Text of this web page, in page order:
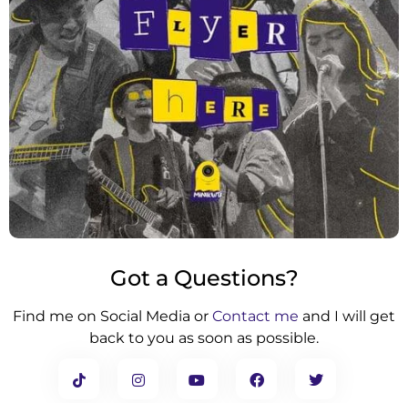
Got a Questions?
Find me on Social Media or Contact me and I will get
back to you as soon as possible.